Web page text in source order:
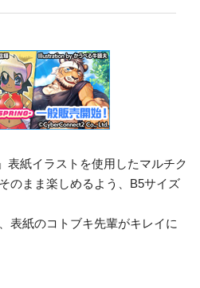
表紙イラストを使用したマルチク
のまま楽しめるよう、B5サイズ
表紙のコトブキ先輩がキレイに